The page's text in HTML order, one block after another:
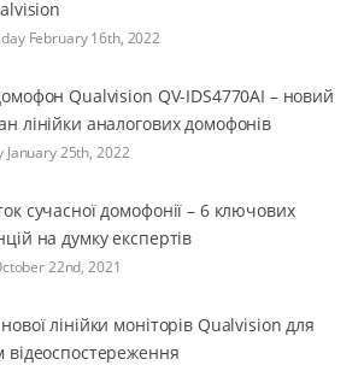
February 16th, 2022
Qualvision QV-IDS4770AI – новий
лінійки аналогових домофонів
January 25th, 2022
сучасної домофонії – 6 ключових
на думку експертів
22nd, 2021
лінійки моніторів Qualvision для
відеоспостереження